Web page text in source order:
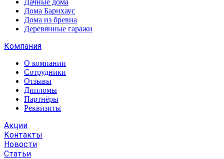
Дачные дома
Дома Барнхаус
Дома из бревна
Деревянные гаражи
Компания
О компании
Сотрудники
Отзывы
Дипломы
Партнёры
Реквизиты
Акции
Контакты
Новости
Статьи